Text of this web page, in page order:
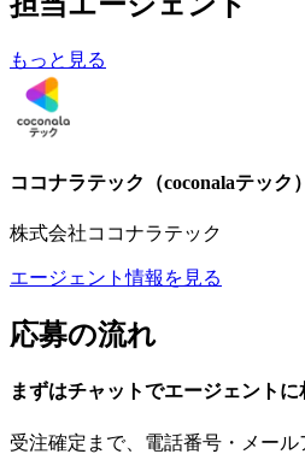
もっと見る
ココナラテック（coconalaテック）
株式会社ココナラテック
エージェント情報を見る
応募の流れ
まずはチャットでエージェント に
受注確定まで、 電話番号・メール